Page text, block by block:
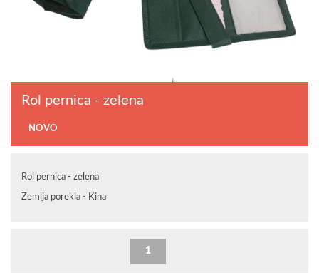
Rol pernica - zelena
NOVO
Rol pernica - zelena
Zemlja porekla - Kina